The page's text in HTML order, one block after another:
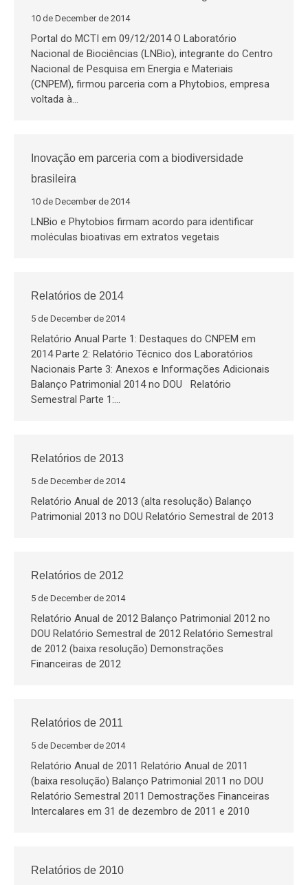
10 de December de 2014
Portal do MCTI em 09/12/2014 O Laboratório
Nacional de Biociências (LNBio), integrante do Centro
Nacional de Pesquisa em Energia e Materiais
(CNPEM), firmou parceria com a Phytobios, empresa
voltada à…
Inovação em parceria com a biodiversidade
brasileira
10 de December de 2014
LNBio e Phytobios firmam acordo para identificar
moléculas bioativas em extratos vegetais
Relatórios de 2014
5 de December de 2014
Relatório Anual Parte 1: Destaques do CNPEM em
2014 Parte 2: Relatório Técnico dos Laboratórios
Nacionais Parte 3: Anexos e Informações Adicionais
Balanço Patrimonial 2014 no DOU Relatório
Semestral Parte 1:…
Relatórios de 2013
5 de December de 2014
Relatório Anual de 2013 (alta resolução) Balanço
Patrimonial 2013 no DOU Relatório Semestral de 2013
Relatórios de 2012
5 de December de 2014
Relatório Anual de 2012 Balanço Patrimonial 2012 no
DOU Relatório Semestral de 2012 Relatório Semestral
de 2012 (baixa resolução) Demonstrações
Financeiras de 2012
Relatórios de 2011
5 de December de 2014
Relatório Anual de 2011 Relatório Anual de 2011
(baixa resolução) Balanço Patrimonial 2011 no DOU
Relatório Semestral 2011 Demostrações Financeiras
Intercalares em 31 de dezembro de 2011 e 2010
Relatórios de 2010